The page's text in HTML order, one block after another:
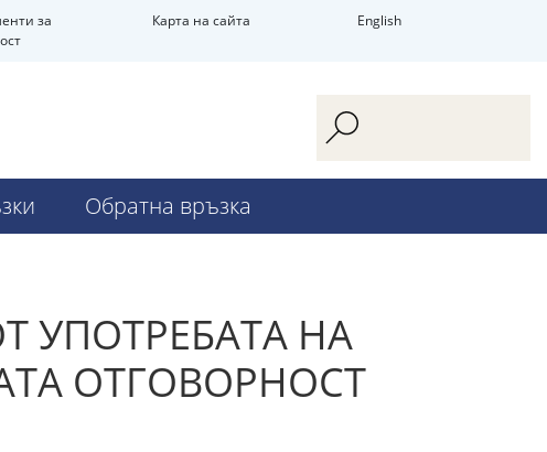
за
Карта на сайта English
Обратна връзка
УПОТРЕБАТА НА
ОТГОВОРНОСТ